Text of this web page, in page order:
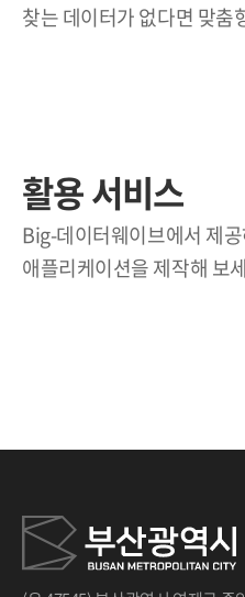
찾는 데이터가 없다면 맞춤
활용 서비스
Big-데이터웨이브에서 제
애플리케이션을 제작해 보